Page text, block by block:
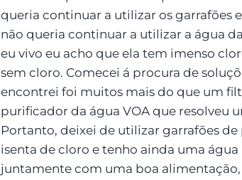
queria continuar a utilizar os garrafões
não queria continuar a utilizar a água
eu vivo eu acho que ela tem imenso
sem cloro. Comecei á procura de
encontrei foi muitos mais do que um
purificador da água VOA que resolveu
Portanto, deixei de utilizar garrafões
isenta de cloro e tenho ainda uma
juntamente com uma boa